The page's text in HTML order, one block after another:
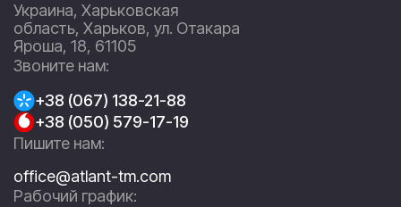
Украина, Харьковская
область, Харьков, ул. Отакара
Яроша, 18, 61105
Звоните нам:
+38 (067) 138-21-88
+38 (050) 579-17-19
Пишите нам:
office@atlant-tm.com
Рабочий график: